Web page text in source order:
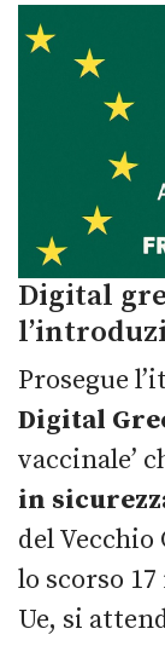
Digital
Prosegue
Digital
vaccinale’
in
del
lo scorso
Ue, si